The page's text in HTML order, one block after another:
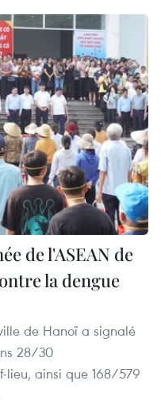
de l'ASEAN de
la dengue
de Hanoï a signalé
28/30
lieu, ainsi que 168/579